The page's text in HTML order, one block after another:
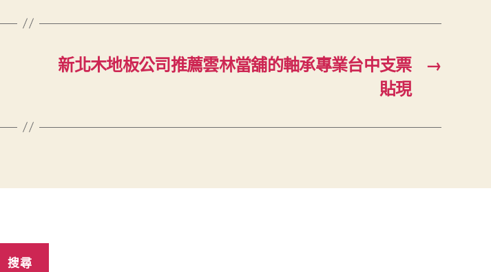
→
新北木地板公司推薦雲林當舖的軸承專業台中支票
貼現